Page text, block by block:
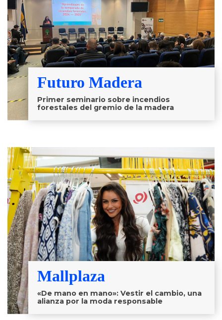
Futuro Madera
Primer seminario sobre incendios
forestales del gremio de la madera
Mallplaza
«De mano en mano»: Vestir el cambio, una
alianza por la moda responsable